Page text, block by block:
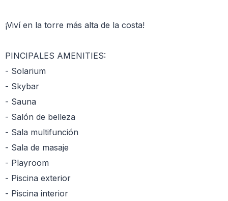
¡Viví en la torre más alta de la costa!
PINCIPALES AMENITIES:
- Solarium
- Skybar
- Sauna
- Salón de belleza
- Sala multifunción
- Sala de masaje
- Playroom
- Piscina exterior
- Piscina interior